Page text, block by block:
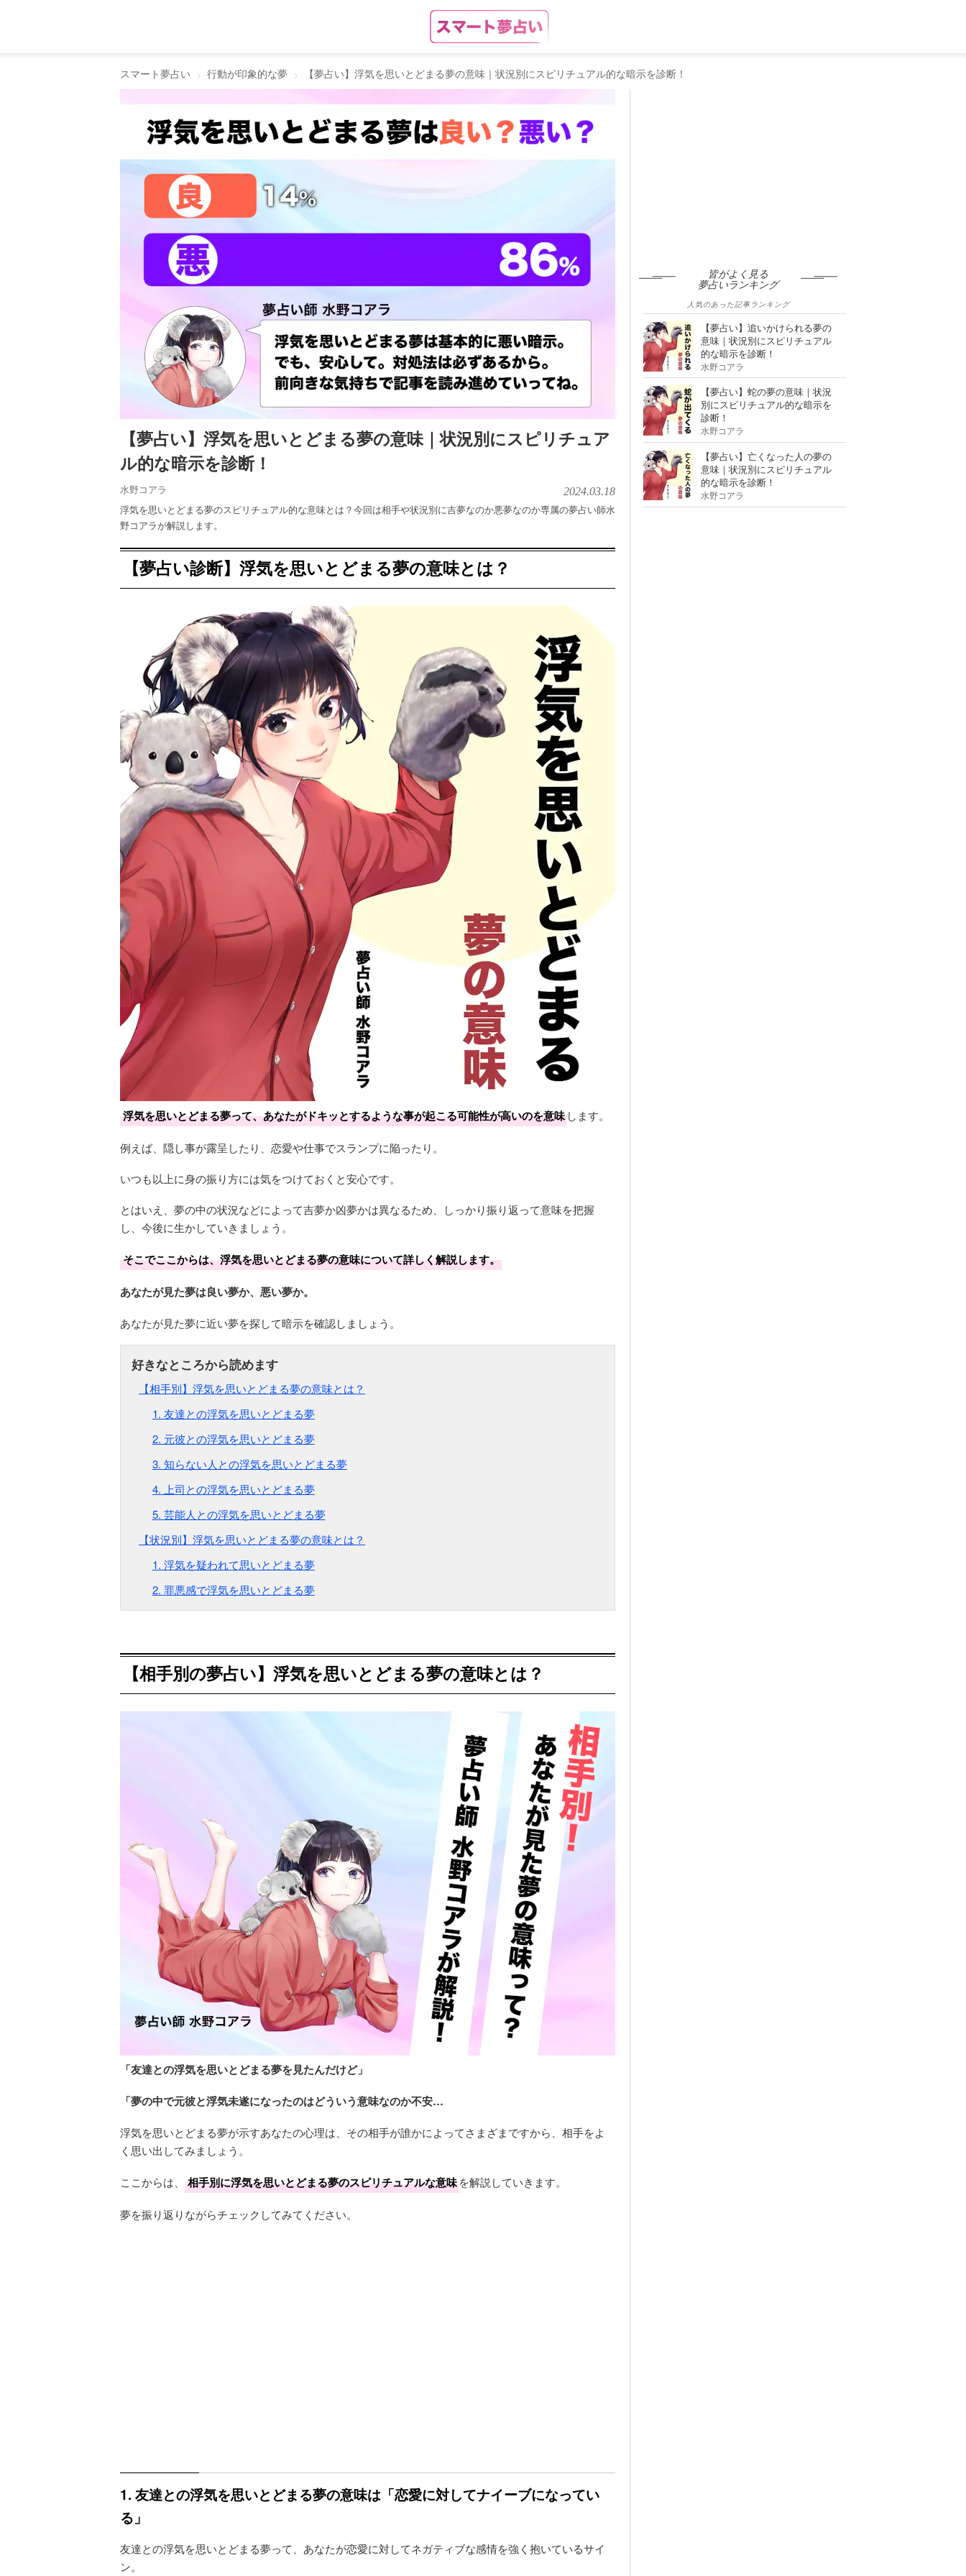
スマート夢占い 行動が印象的な夢 【夢占い】浮気を思いとどまる夢の意味｜状況別にスピリチュアル的な暗示を診断！
【夢占い】浮気を思いとどまる夢の意味｜状況別にスピリチュア
ル的な暗示を診断！
水野コアラ 2024.03.18
浮気を思いとどまる夢のスピリチュアル的な意味とは？今回は相手や状況別に吉夢なのか悪夢なのか専属の夢占い師水
野コアラが解説します。
【夢占い診断】浮気を思いとどまる夢の意味とは？
浮気を思いとどまる夢って、あなたがドキッとするような事が起こる可能性が高いのを意味 します。
例えば、隠し事が露呈したり、恋愛や仕事でスランプに陥ったり。
いつも以上に身の振り方には気をつけておくと安心です。
とはいえ、夢の中の状況などによって吉夢か凶夢かは異なるため、しっかり振り返って意味を把握
し、今後に生かしていきましょう。
そこでここからは、浮気を思いとどまる夢の意味について詳しく解説します。
あなたが見た夢は良い夢か、悪い夢か。
あなたが見た夢に近い夢を探して暗示を確認しましょう。
【相手別】浮気を思いとどまる夢の意味とは？
1. 友達との浮気を思いとどまる夢
2. 元彼との浮気を思いとどまる夢
3. 知らない人との浮気を思いとどまる夢
4. 上司との浮気を思いとどまる夢
5. 芸能人との浮気を思いとどまる夢
【状況別】浮気を思いとどまる夢の意味とは？
1. 浮気を疑われて思いとどまる夢
2. 罪悪感で浮気を思いとどまる夢
【相手別の夢占い】浮気を思いとどまる夢の意味とは？
「友達との浮気を思いとどまる夢を見たんだけど」
「夢の中で元彼と浮気未遂になったのはどういう意味なのか不安…
浮気を思いとどまる夢が示すあなたの心理は、その相手が誰かによってさまざまですから、相手をよ
く思い出してみましょう。
ここからは、 相手別に浮気を思いとどまる夢のスピリチュアルな意味を解説していきます。
夢を振り返りながらチェックしてみてください。
1. 友達との浮気を思いとどまる夢の意味は「恋愛に対してナイーブになってい
る」
友達との浮気を思いとどまる夢って、あなたが恋愛に対してネガティブな感情を強く抱いているサイ
ン。
皆がよく見る
夢占いランキング
人気のあった記事ランキング
【夢占い】追いかけられる夢の
意味｜状況別にスピリチュアル
的な暗示を診断！
水野コアラ
【夢占い】蛇の夢の意味｜状況
別にスピリチュアル的な暗示を
診断！
水野コアラ
【夢占い】亡くなった人の夢の
意味｜状況別にスピリチュアル
的な暗示を診断！
水野コアラ